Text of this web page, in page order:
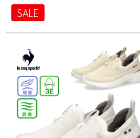
SALE